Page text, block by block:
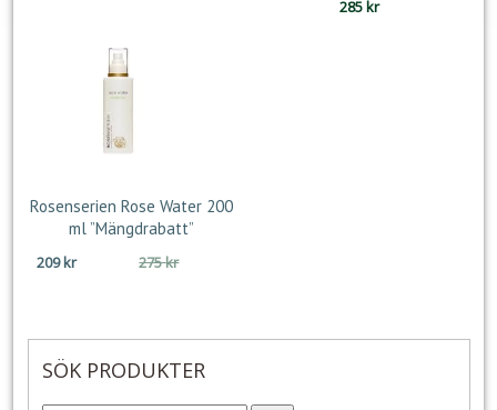
285 kr
Rosenserien Rose Water 200
ml ”Mängdrabatt”
275krDet
209kr
Det
SÖK PRODUKTER